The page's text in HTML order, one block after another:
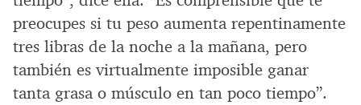
preocupes si tu peso aumenta repentinamente
tres libras de la noche a la mañana, pero
también es virtualmente imposible ganar
tanta grasa o músculo en tan poco tiempo”.